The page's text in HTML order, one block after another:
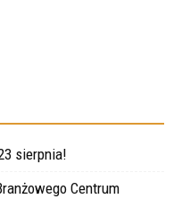
sierpnia!
Centrum